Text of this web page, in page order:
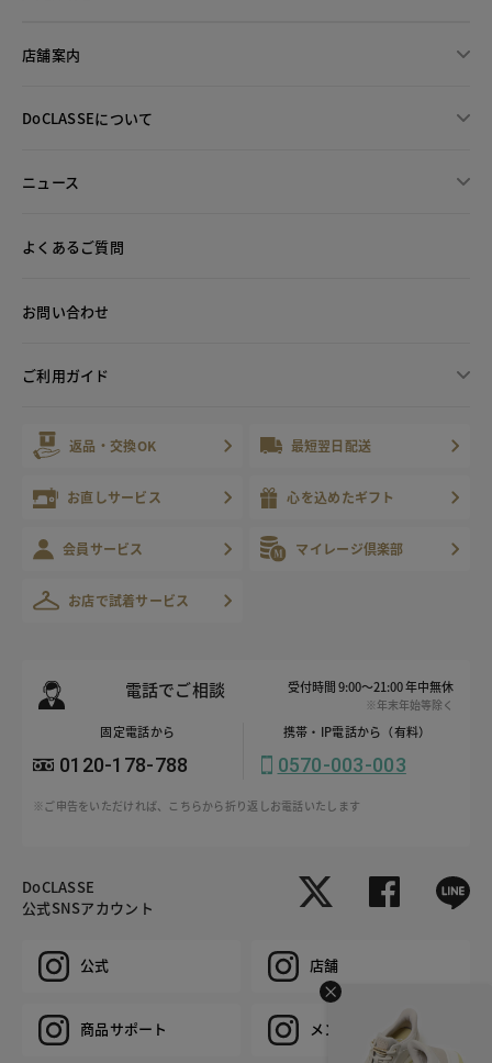
店舗案内
DoCLASSEについて
ニュース
よくあるご質問
お問い合わせ
ご利用ガイド
返品・交換OK 最短翌日配送
お直しサービス 心を込めたギフト
会員サービス マイレージ倶楽部
お店で試着サービス
電話でご相談 受付時間 9:00～21:00 年中無休
※年末年始等除く
固定電話から
0120-178-788
携帯・IP電話から（有料）
0570-003-003
※ご申告をいただければ、こちらから折り返しお電話いたします
DoCLASSE
公式SNSアカウント
公式 店舗
商品サポート メンズ